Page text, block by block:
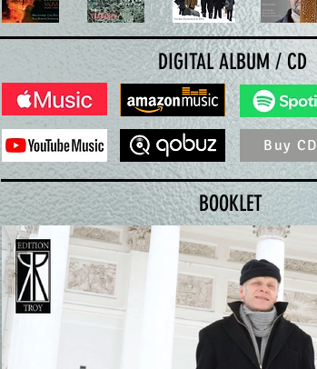
DIGITAL ALBUM / CD
Buy CD
BOOKLET